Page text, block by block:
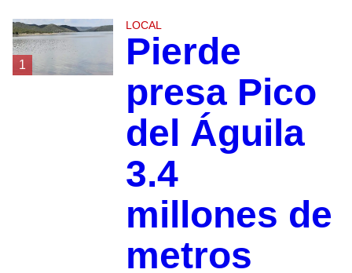
1
LOCAL
Pierde
presa Pico
del Águila
3.4
millones de
metros